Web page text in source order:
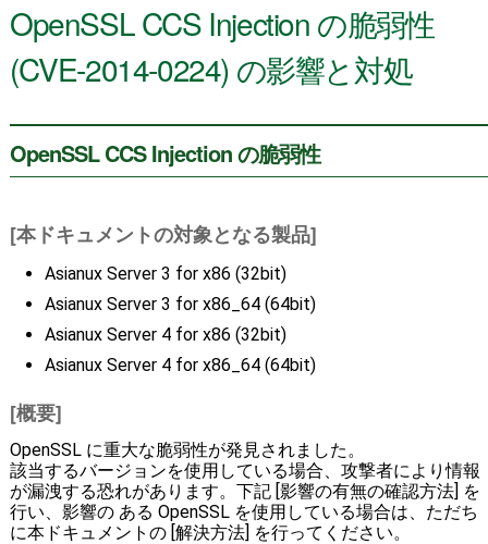
OpenSSL CCS Injection の脆弱性
(CVE-2014-0224) の影響と対処
OpenSSL CCS Injection の脆弱性
[本ドキュメントの対象となる製品]
Asianux Server 3 for x86 (32bit)
Asianux Server 3 for x86_64 (64bit)
Asianux Server 4 for x86 (32bit)
Asianux Server 4 for x86_64 (64bit)
[概要]
OpenSSL に重大な脆弱性が発見されました。
該当するバージョンを使用している場合、攻撃者により情報
が漏洩する恐れがあります。下記 [影響の有無の確認方法] を
行い、影響の ある OpenSSL を使用している場合は、ただち
に本ドキュメントの [解決方法] を行ってください。